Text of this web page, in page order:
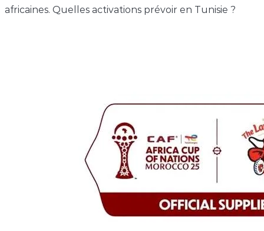
africaines. Quelles activations prévoir en Tunisie ?